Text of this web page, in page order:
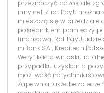
przeznaczyć pozostałe
inny cel. Z rat PayU
mieszczą się w przedziale
pośrednikiem pomiędzy
finansową. Rat PayU
mBank SA , Kreditech
Weryfikacja wniosku
przypadku uzyskania
możliwość
Zapewnia także